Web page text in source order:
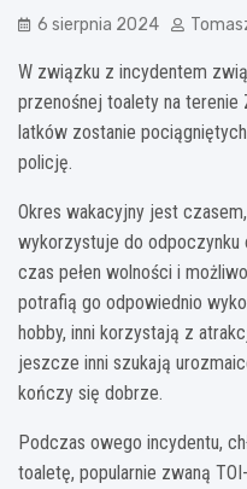
6 sierpnia 2024
W związku z incydentem
przenośnej toalety na terenie
latków zostanie
policję.
Okres wakacyjny jest
wykorzystuje do
czas pełen wolności i
potrafią go odpowiednio
hobby, inni korzystają z
jeszcze inni szukają
kończy się dobrze.
Podczas owego incydentu,
toaletę, popularnie zwaną